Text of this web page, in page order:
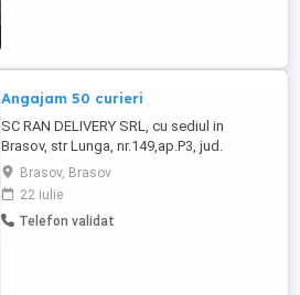
Angajam 50 curieri
SC RAN DELIVERY SRL, cu sediul in
Brasov, str Lunga, nr.149,ap.P3, jud.
Brasov, angajeaza un numar de 50
(cincizeci) CURIERI (Cod. COR 962101) .
Se ofera pachet salarial atractiv.incepand
de la 4050 RON salar brut de incadrare
Brasov, Brasov
22 iulie
Telefon validat